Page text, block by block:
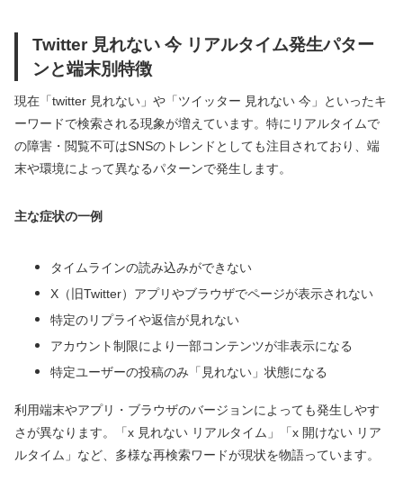
Twitter 見れない 今 リアルタイム発生パター
ンと端末別特徴
現在「twitter 見れない」や「ツイッター 見れない 今」といったキ
ーワードで検索される現象が増えています。特にリアルタイムで
の障害・閲覧不可はSNSのトレンドとしても注目されており、端
末や環境によって異なるパターンで発生します。
主な症状の一例
タイムラインの読み込みができない
X（旧Twitter）アプリやブラウザでページが表示されない
特定のリプライや返信が見れない
アカウント制限により一部コンテンツが非表示になる
特定ユーザーの投稿のみ「見れない」状態になる
利用端末やアプリ・ブラウザのバージョンによっても発生しやす
さが異なります。「x 見れない リアルタイム」「x 開けない リア
ルタイム」など、多様な再検索ワードが現状を物語っています。